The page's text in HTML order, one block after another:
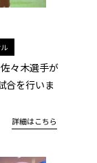
々木選手が
合を行いま
詳細はこちら